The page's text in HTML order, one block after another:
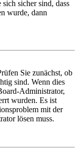
sicher sind, dass
wurde, dann
Sie zunächst, ob
sind. Wenn dies
Administrator,
wurden. Es ist
mit der
lösen muss.